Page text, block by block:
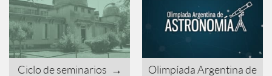
Ciclo de seminarios →
Olimpíada Argentina de